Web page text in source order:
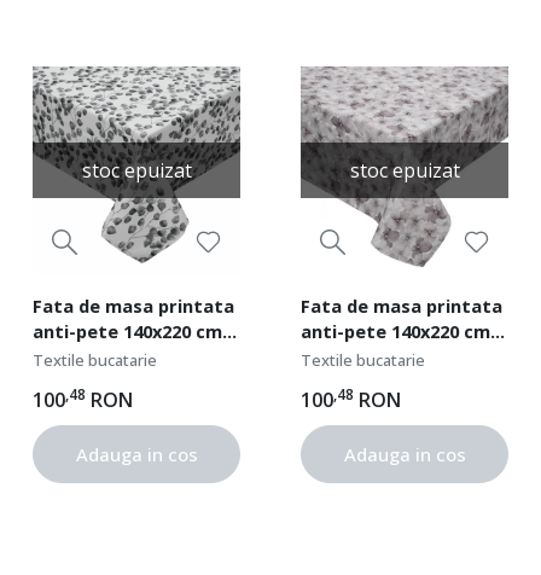
stoc epuizat
Fata de masa printata
anti-pete 140x220 cm,
Frunze
Textile bucatarie
100,48 RON
Adauga in cos
stoc epuizat
Fata de masa printata
anti-pete 140x220 cm,
Flori Roz
Textile bucatarie
100,48 RON
Adauga in cos